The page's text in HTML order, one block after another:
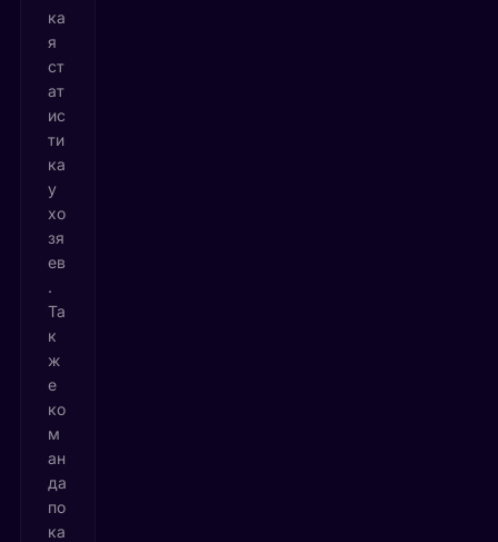
ка
я
ст
ат
ис
ти
ка
у
хо
зя
ев
.
Та
к
ж
е
ко
м
ан
да
по
ка